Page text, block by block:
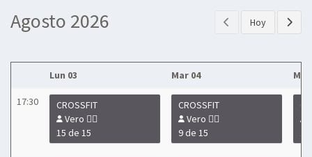
Agosto 2026 Hoy
Lun 03 Mar 04 Mié
17:30
CROSSFIT
Vero 🏋️‍♀️
15 de 15
CROSSFIT
Vero 🏋️‍♀️
9 de 15